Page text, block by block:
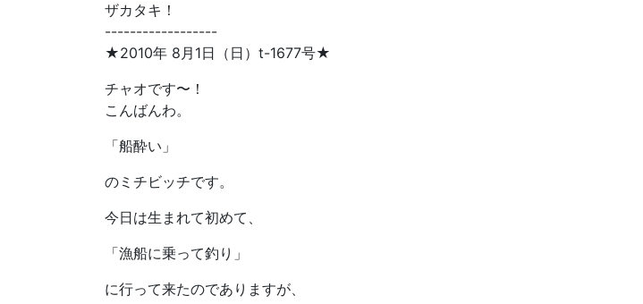
ザカタキ！
------------------
★2010年 8月1日（日）t-1677号★
チャオです〜！
こんばんわ。
「船酔い」
のミチビッチです。
今日は生まれて初めて、
「漁船に乗って釣り」
に行って来たのでありますが、